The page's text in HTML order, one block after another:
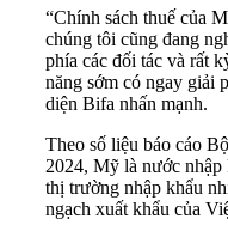
“Chính sách thuế của
chúng tôi cũng đang
phía các đối tác và rất
năng sớm có ngay giải
diện Bifa nhấn mạnh.
Theo số liệu báo cáo
2024, Mỹ là nước nhập
thị trường nhập khẩu
ngạch xuất khẩu của